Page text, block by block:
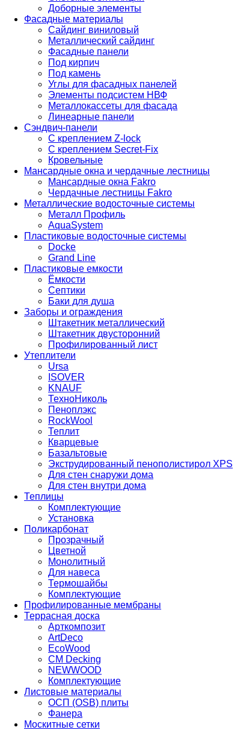
Доборные элементы
Фасадные материалы
Сайдинг виниловый
Металлический сайдинг
Фасадные панели
Под кирпич
Под камень
Углы для фасадных панелей
Элементы подсистем НВФ
Металлокассеты для фасада
Линеарные панели
Сэндвич-панели
С креплением Z-lock
С креплением Secret-Fix
Кровельные
Мансардные окна и чердачные лестницы
Мансардные окна Fakro
Чердачные лестницы Fakro
Металлические водосточные системы
Металл Профиль
AquaSystem
Пластиковые водосточные системы
Docke
Grand Line
Пластиковые емкости
Ёмкости
Септики
Баки для душа
Заборы и ограждения
Штакетник металлический
Штакетник двусторонний
Профилированный лист
Утеплители
Ursa
ISOVER
KNAUF
ТехноНиколь
Пеноплэкс
RockWool
Теплит
Кварцевые
Базальтовые
Экструдированный пенополистирол XPS
Для стен снаружи дома
Для стен внутри дома
Теплицы
Комплектующие
Установка
Поликарбонат
Прозрачный
Цветной
Монолитный
Для навеса
Термошайбы
Комплектующие
Профилированные мембраны
Террасная доска
Арткомпозит
ArtDeco
EcoWood
CM Decking
NEWWOOD
Комплектующие
Листовые материалы
ОСП (OSB) плиты
Фанера
Москитные сетки